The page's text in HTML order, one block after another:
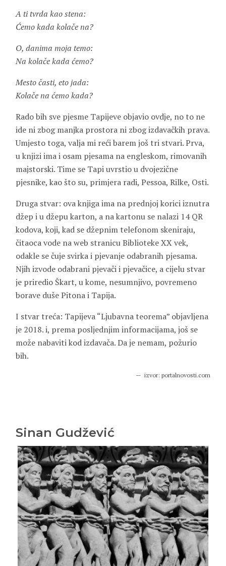
A ti tvrda kao stena:
Ćemo kada kolače na?
O, danima moja temo:
Na kolače kada ćemo?
Mesto časti, eto jada:
Kolače na ćemo kada?
Rado bih sve pjesme Tapijeve objavio ovdje, no to ne
ide ni zbog manjka prostora ni zbog izdavačkih prava.
Umjesto toga, valja mi reći barem još tri stvari. Prva,
u knjizi ima i osam pjesama na engleskom, rimovanih
majstorski. Time se Tapi uvrstio u dvojezične
pjesnike, kao što su, primjera radi, Pessoa, Rilke, Osti.
Druga stvar: ova knjiga ima na prednjoj korici iznutra
džep i u džepu karton, a na kartonu se nalazi 14 QR
kodova, koji, kad se džepnim telefonom skeniraju,
čitaoca vode na web stranicu Biblioteke XX vek,
odakle se čuje svirka i pjevanje odabranih pjesama.
Njih izvode odabrani pjevači i pjevačice, a cijelu stvar
je priredio Škart, u kome, nesumnjivo, povremeno
borave duše Pitona i Tapija.
I stvar treća: Tapijeva “Ljubavna teorema” objavljena
je 2018. i, prema posljednjim informacijama, još se
može nabaviti kod izdavača. Da je nemam, požurio
bih.
izvor: portalnovosti.com
Sinan Gudžević